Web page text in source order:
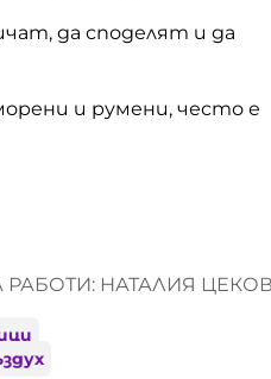
да споделят и да
и румени, често е
НАТАЛИЯ